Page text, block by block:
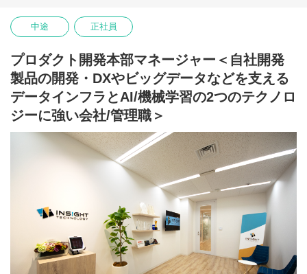
ベルに応じてリーダーや本部長を目指していただけます。
必ずしもマネジメントの道に進む必要はなく、技術を突き詰めて
さまざまなキャリアの選択肢があるため、希望に合わせて柔軟に
進路を決めましょう。
戦略の立案・実行、および売上目標の絶対達成をお任せします。
・IPO計画に紐づく売上目標の達成: 四半期・通期目標の必達に向
けた、営業プロセスの構築とKPI管理
・2つのチャネルの最大化:
- 直販：大手エンタープライズ企業へのパイプライン拡大、重要商
談のクロージング支援
- 代理店（パートナー）： 主要SIer・ディストリビューターとのリ
レーション再強化、案件創出の仕組み化。
・営業組織の自走化・育成: 13名のメンバーのマネジメント・教
育、およびIPO後の拡大を見据えた営業の「型（再現性）」の確
【現在のソフトウェア取り扱い製品の一例】
・PISO：15年以上連続で業界TOPシェアを誇るDB監査ソフトウ
https://www.insight-tec.com/products/piso/
中途 正社員
プロダクト開発本部マネージャー＜自社開発
製品の開発・DXやビッグデータなどを支える
データインフラとAI/機械学習の2つのテクノロ
ジーに強い会社/管理職＞